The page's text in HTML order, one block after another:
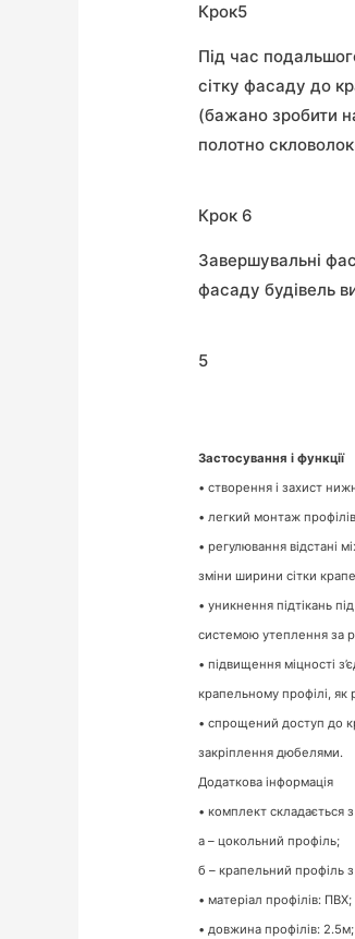
Крок5
Під час
сітку фасаду до
(бажано зробити
полотно
Крок 6
Завершувальні
фасаду будівель
5
Застосування і функції
• створення і захист
• легкий монтаж
• регулювання відстані
зміни ширини сітки
• уникнення підтікань
системою утеплення за
• підвищення міцності
крапельному профілі, як
• спрощений доступ до
закріплення дюбелями.
Додаткова інформація
• комплект складається
а – цокольний профіль;
б – крапельний профіль
• матеріал профілів: ПВХ;
• довжина профілів: 2.5м;